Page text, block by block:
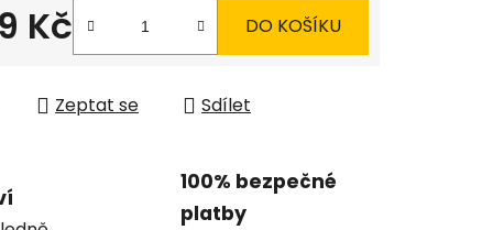
Kč DO KOŠÍKU
Zeptat se Sdílet
100% bezpečné
platby